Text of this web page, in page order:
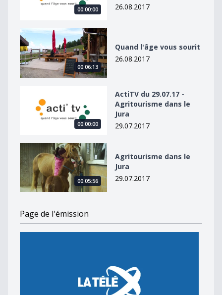
00:00:00
26.08.2017
Quand l&#039;âge vous sourit
00:06:13
Quand l'âge vous sourit
26.08.2017
ActiTV du 29.07.17 - Agritourisme dans le Jura
00:00:00
ActiTV du 29.07.17 -
Agritourisme dans le
Jura
29.07.2017
Agritourisme dans le Jura
00:05:56
Agritourisme dans le
Jura
29.07.2017
Page de l'émission